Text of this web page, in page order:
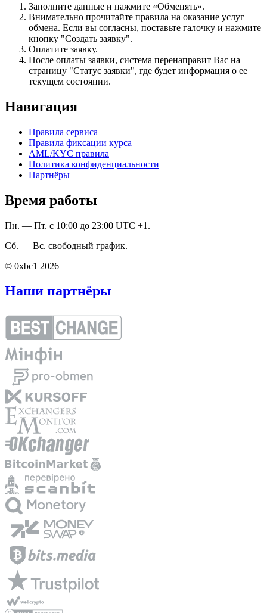
Заполните данные и нажмите «Обменять».
Внимательно прочитайте правила на оказание услуг
обмена. Если вы согласны, поставьте галочку и нажмите
кнопку "Создать заявку".
Оплатите заявку.
После оплаты заявки, система перенаправит Вас на
страницу "Статус заявки", где будет информация о ее
текущем состоянии.
Навигация
Правила сервиса
Правила фиксации курса
AML/KYC правила
Политика конфиденциальности
Партнёры
Время работы
Пн. — Пт. с 10:00 до 23:00 UTC +1.
Сб. — Вс. свободный график.
© 0xbc1 2026
Наши партнёры